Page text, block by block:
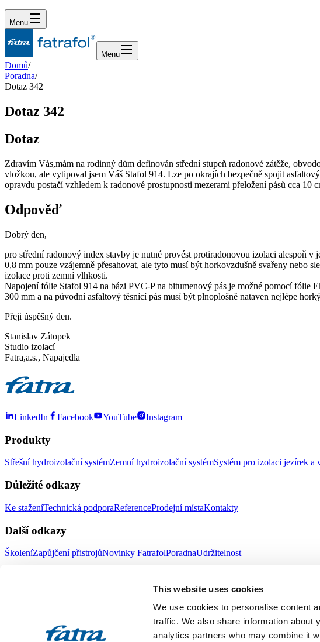
This website uses cookies
We use cookies to personalise content
traffic. We also share information about
analytics partners who may combine it
Menu
Menu
Domů/
Poradna/
Dotaz 342
Dotaz 342
Dotaz
Zdravím Vás,mám na rodinný dům definován střední stupeň radonové zátěže,
vložkou, ale vytipoval jsem Váš Stafol 914. Lze po okrajích bezpečně spojit
opravdu postačí vzhledem k radonové prostupnosti mezerami přeložení pásů cca
Odpověď
Dobrý den,
pro střední radonový index stavby je nutné provést protiradonovou izolaci alespoň
0,8 mm pouze vzájemně přesahovat, ale tyto musí být horkovzdušně svařeny nebo
izolace proti zemní vlhkosti.
Napojení fólie Stafol 914 na bázi PVC-P na bitumenový pás je možné pomocí fólie
300 mm a na původní asfaltový těsnící pás musí být plnoplošně nataven nejlépe
Přeji úspěšný den.
Stanislav Zátopek
Studio izolací
Fatra,a.s., Napajedla
LinkedIn Facebook YouTube Instagram
Produkty
Střešní hydroizolační systémZemní hydroizolační systémSystém pro izolaci jezírek a
Důležité odkazy
Ke staženíTechnická podporaReferenceProdejní místaKontakty
Další odkazy
ŠkoleníZapůjčení přistrojůNovinky FatrafolPoradnaUdržitelnost